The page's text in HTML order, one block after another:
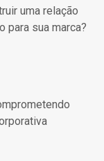
uma relação
para sua marca?